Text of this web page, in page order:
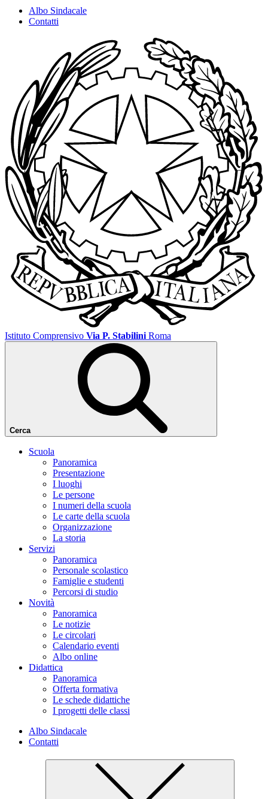
Albo Sindacale
Contatti
Istituto Comprensivo Via P. Stabilini Roma
Cerca
Scuola
Panoramica
Presentazione
I luoghi
Le persone
I numeri della scuola
Le carte della scuola
Organizzazione
La storia
Servizi
Panoramica
Personale scolastico
Famiglie e studenti
Percorsi di studio
Novità
Panoramica
Le notizie
Le circolari
Calendario eventi
Albo online
Didattica
Panoramica
Offerta formativa
Le schede didattiche
I progetti delle classi
Albo Sindacale
Contatti